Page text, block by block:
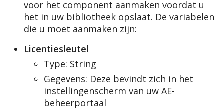
voor het component aanmaken voordat u
het in uw bibliotheek opslaat. De variabelen
die u moet aanmaken zijn:
Licentiesleutel
Type: String
Gegevens: Deze bevindt zich in het
instellingenscherm van uw AE-
beheerportaal